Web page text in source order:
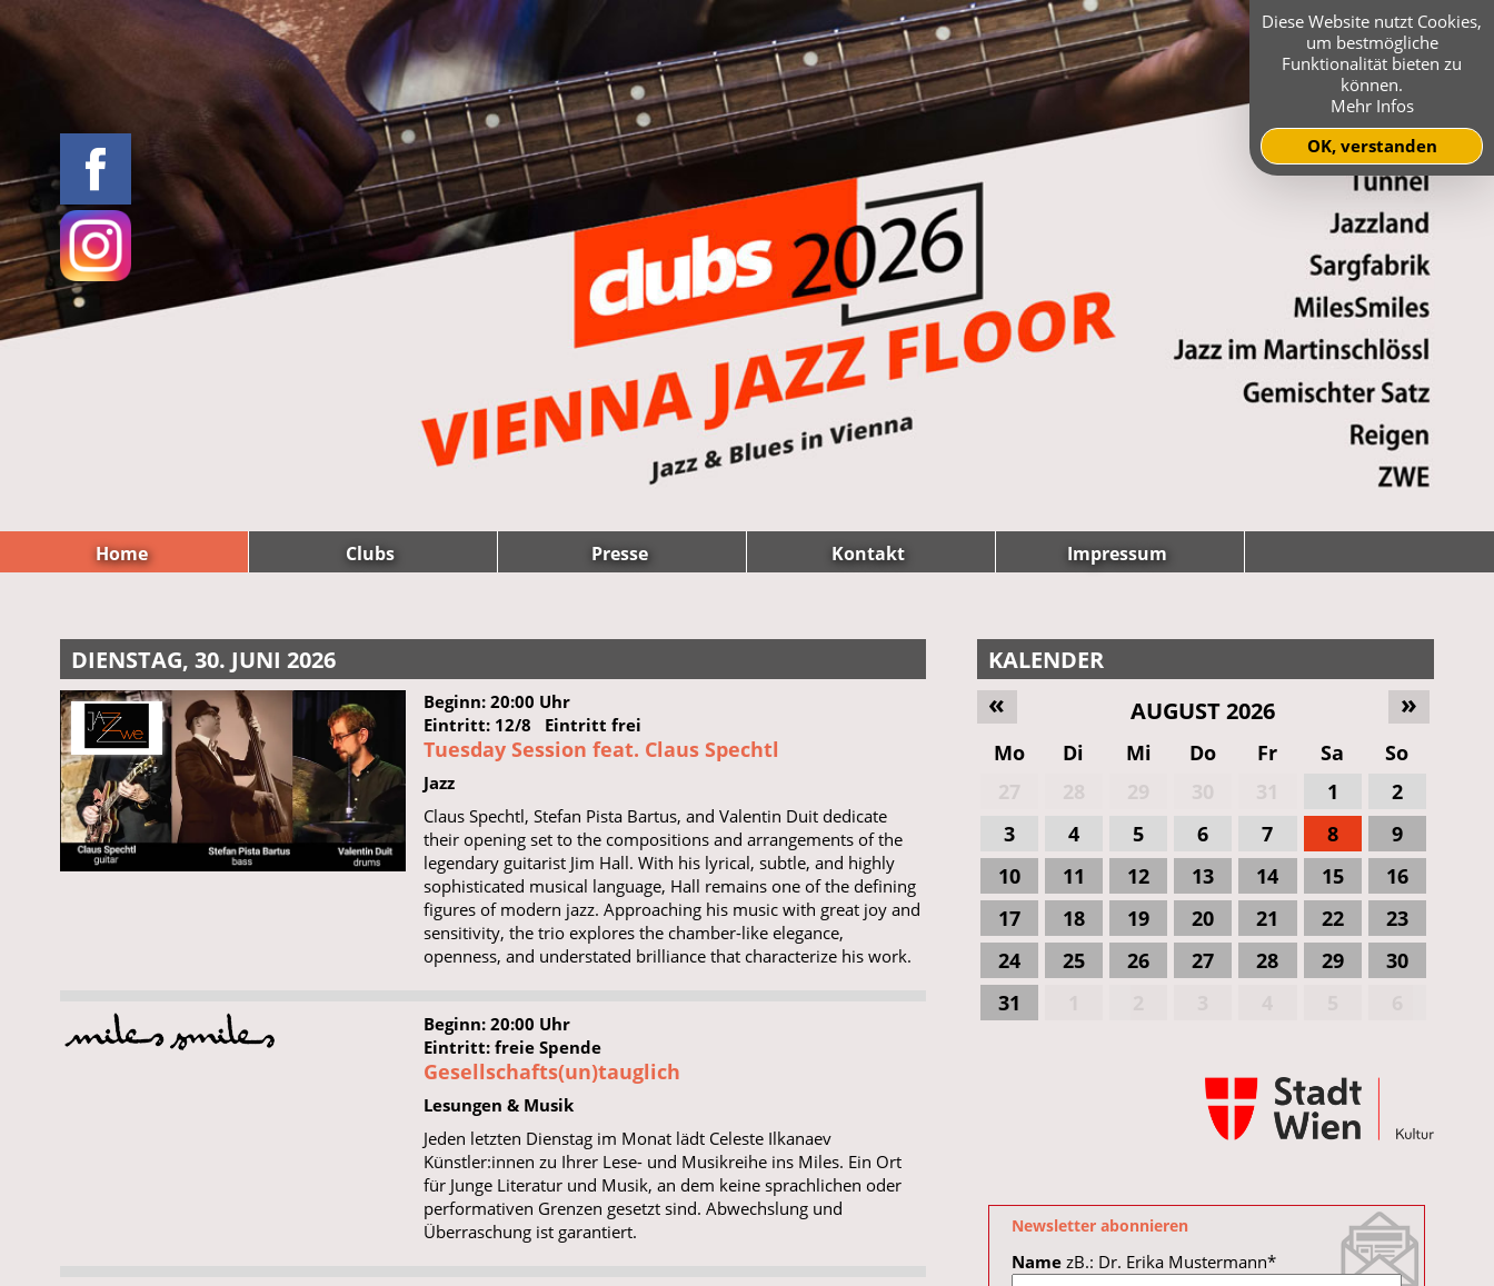
Home Clubs Presse Kontakt Impressum
DIENSTAG, 30. JUNI 2026
Beginn: 20:00 Uhr
Eintritt: 12/8 Eintritt frei
Tuesday Session feat. Claus Spechtl
Jazz
Claus Spechtl, Stefan Pista Bartus, and Valentin Duit dedicate
their opening set to the compositions and arrangements of the
legendary guitarist Jim Hall. With his lyrical, subtle, and highly
sophisticated musical language, Hall remains one of the defining
figures of modern jazz. Approaching his music with great joy and
sensitivity, the trio explores the chamber-like elegance,
openness, and understated brilliance that characterize his work.
Beginn: 20:00 Uhr
Eintritt: freie Spende
Gesellschafts(un)tauglich
Lesungen & Musik
Jeden letzten Dienstag im Monat lädt Celeste Ilkanaev
Künstler:innen zu Ihrer Lese- und Musikreihe ins Miles. Ein Ort
für Junge Literatur und Musik, an dem keine sprachlichen oder
performativen Grenzen gesetzt sind. Abwechslung und
Überraschung ist garantiert.
KALENDER
»
« AUGUST 2026
Mo Di Mi Do Fr Sa
So
1
2
3
4 5 6 7 8
9
10
11 12 13 14 15
16
17
18 19 20 21 22
23
24
25 26 27 28 29
30
31
Newsletter abonnieren
Name zB.: Dr. Erika Mustermann*
Diese Website nutzt Cookies,
um bestmögliche
Funktionalität bieten zu
können.
Mehr Infos
OK, verstanden